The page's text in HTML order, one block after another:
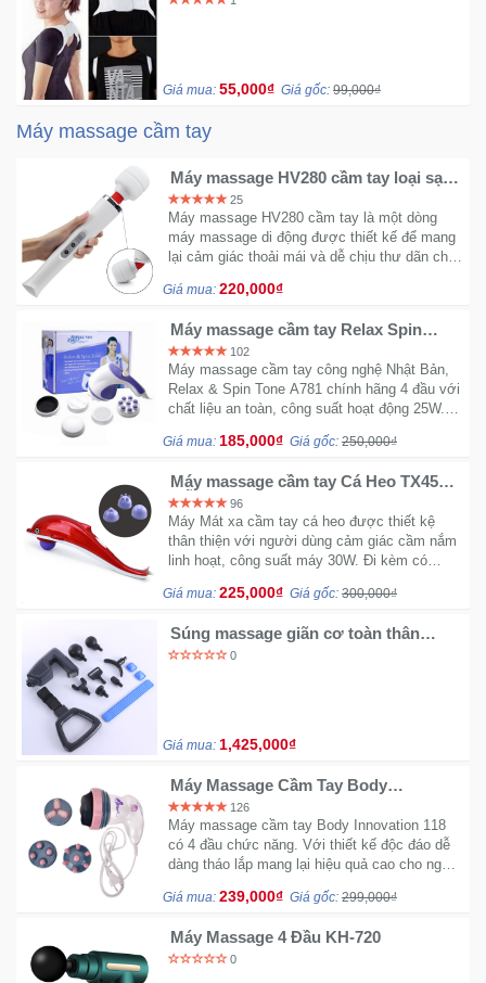
Giá mua: 55,000₫ Giá gốc: 99,000₫
Máy massage cầm tay
Máy massage HV280 cầm tay loại sạc
đa năng giúp cơ thể giảm mệt mỏi
giảm stress
25
Máy massage HV280 cầm tay là một dòng
máy massage di động được thiết kế để mang
lại cảm giác thoải mái và dễ chịu thư dãn cho
Giá mua: 220,000₫
Máy massage cầm tay Relax Spin
Tone A781 5 đầu
102
Máy massage cầm tay công nghệ Nhật Bản,
Relax & Spin Tone A781 chính hãng 4 đầu với
chất liệu an toàn, công suất hoạt động 25W.
Giá mua: 185,000₫ Giá gốc: 250,000₫
Máy massage cầm tay Cá Heo TX456 -
Mẫu lớn96
Máy Mát xa cầm tay cá heo được thiết kệ
thân thiện với người dùng cảm giác cầm nắm
linh hoạt, công suất máy 30W. Đi kèm có
nhau.
Giá mua: 225,000₫ Giá gốc: 300,000₫
Súng massage giãn cơ toàn thân
Nikio NK-275
0
Giá mua: 1,425,000₫
Máy Massage Cầm Tay Body
Innovation
126
Máy massage cầm tay Body Innovation 118
có 4 đầu chức năng. Với thiết kế độc đáo dễ
dàng tháo lắp mang lại hiệu quả cao cho người
Giá mua: 239,000₫ Giá gốc: 299,000₫
Máy Massage 4 Đầu KH-720
0